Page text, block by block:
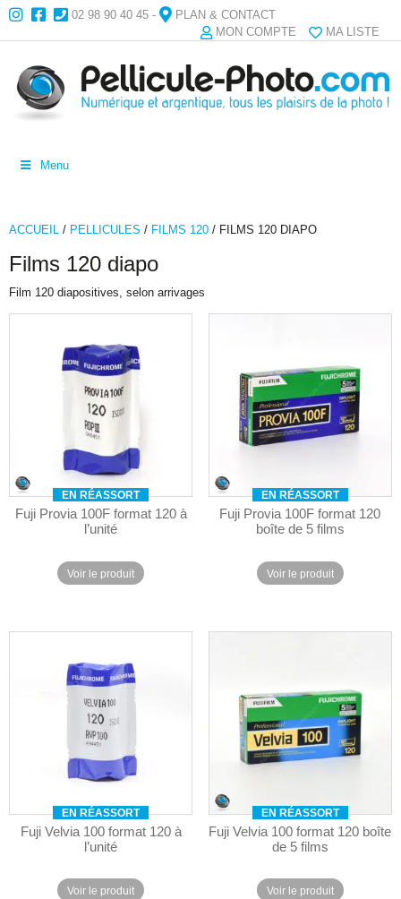
02 98 90 40 45 -
PLAN & CONTACT
MON COMPTE
MA LISTE
Menu
ACCUEIL / PELLICULES / FILMS 120 / FILMS 120 DIAPO
Films 120 diapo
Film 120 diapositives, selon arrivages
EN RÉASSORT
Fuji Provia 100F format 120 à
l’unité
Voir le produit
EN RÉASSORT
Fuji Provia 100F format 120
boîte de 5 films
Voir le produit
EN RÉASSORT
Fuji Velvia 100 format 120 à
l’unité
Voir le produit
EN RÉASSORT
Fuji Velvia 100 format 120 boîte
de 5 films
Voir le produit